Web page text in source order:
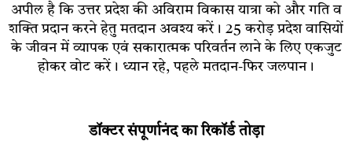
अपील है कि उत्तर प्रदेश की अविराम विकास यात्रा को और गति व
शक्ति प्रदान करने हेतु मतदान अवश्य करें। 25 करोड़ प्रदेश वासियों
के जीवन में व्यापक एवं सकारात्मक परिवर्तन लाने के लिए एकजुट
होकर वोट करें। ध्यान रहे, पहले मतदान-फिर जलपान।
डॉक्टर संपूर्णानंद का रिकॉर्ड तोड़ा